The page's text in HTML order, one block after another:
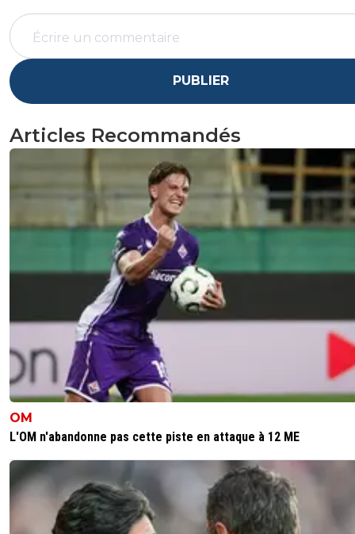
PUBLIER
Articles Recommandés
OM
L'OM n'abandonne pas cette piste en attaque à 12 ME